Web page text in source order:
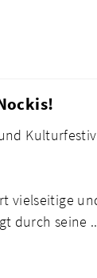
vielseitige
durch seine